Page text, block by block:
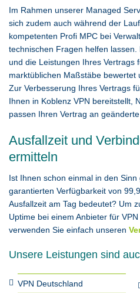
Im Rahmen unserer Managed
sich zudem auch während der
kompetenten Profi MPC bei
technischen Fragen helfen
und die Leistungen Ihres Vertrags
marktüblichen Maßstäbe bewertet
Zur Verbesserung Ihres Vertrags
Ihnen in Koblenz VPN bereitstellt,
passen Ihren Vertrag an
Ausfallzeit und
ermitteln
Ist Ihnen schon einmal in den
garantierten Verfügbarkeit von
Ausfallzeit am Tag bedeutet? Um
Uptime bei einem Anbieter für
verwenden Sie einfach unseren
Unsere Leistungen sind
VPN Deutschland